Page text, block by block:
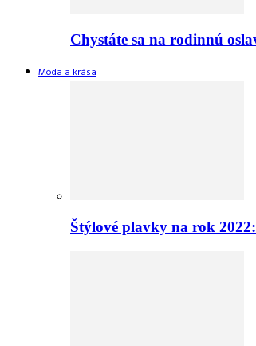
Chystáte sa na rodinnú
Móda a krása
Štýlové plavky na rok